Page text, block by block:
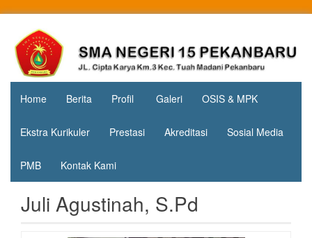
contentSMA
Negeri 15
Pekanbaru
Jl. Cipta
Karya
KM.3, Kec.
Tuah
Madani,
Home Berita Profil Galeri OSIS & MPK
Ekstra Kurikuler Prestasi Akreditasi Sosial Media
PMB Kontak Kami
Juli Agustinah, S.Pd